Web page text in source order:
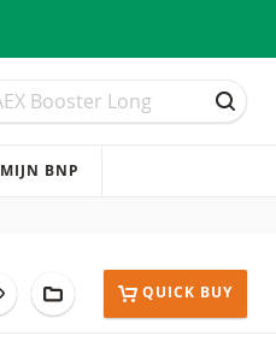
ZOEK
MIJN BNP
VOEG TOE AAN WATCHLIST
AAN PORTFOLIO
QUICK BUY